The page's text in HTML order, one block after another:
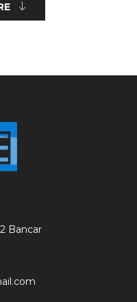
Wi-Fi 2.4G, Wi-Fi
tinta (stok hingga
(low-ink)
(tracking minimal ke
Bancar